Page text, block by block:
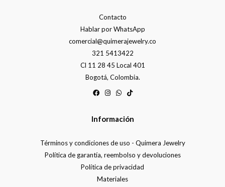
Contacto
Hablar por WhatsApp
comercial@quimerajewelry.co
321 5413422
Cl 11 28 45 Local 401
Bogotá, Colombia.
Información
Términos y condiciones de uso - Quimera Jewelry
Política de garantía, reembolso y devoluciones
Política de privacidad
Materiales